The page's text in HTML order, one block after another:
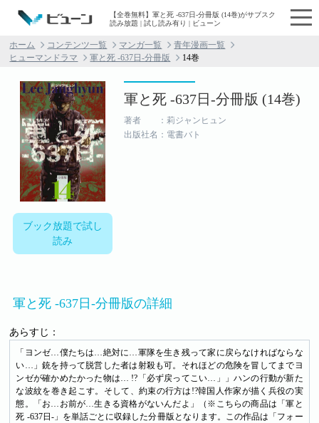
【全巻無料】軍と死 -637日-分冊版 (14巻)がサブスク
読み放題 | 試し読み有り | ビューン
ホーム コンテンツ一覧 マンガ一覧
青年漫画一覧
ヒューマンドラマ
軍と死 -637日-分冊版 14巻
ブック放題で試し
読み
軍と死 -637日-分冊版 (14巻)
著者 ：莉ジャンヒュン
出版社名：電書バト
軍と死 -637日-分冊版の詳細
あらすじ：
「ヨンゼ…僕たちは…絶対に…軍隊を生き残って家に戻らなければならな
い…」銃を持って脱営した者は射殺も可。それほどの危険を冒してまでヨ
ンゼが確かめたかった物は… !?「必ず戻ってこい…」」ハンの行動が新た
な波紋を巻き起こす。そして、約束の行方は!?韓国人作家が描く兵役の実
態。「お…お前が…生きる資格がないんだよ」（※こちらの商品は「軍と
死 -637日-」を単話ごとに収録した分冊版となります。この作品は「フォー